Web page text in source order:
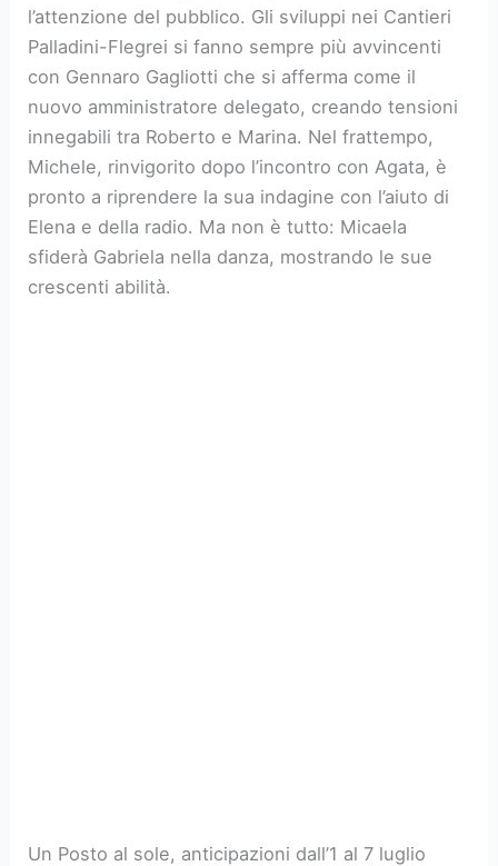
l’attenzione del pubblico. Gli sviluppi nei Cantieri
Palladini-Flegrei si fanno sempre più avvincenti
con Gennaro Gagliotti che si afferma come il
nuovo amministratore delegato, creando tensioni
innegabili tra Roberto e Marina. Nel frattempo,
Michele, rinvigorito dopo l’incontro con Agata, è
pronto a riprendere la sua indagine con l’aiuto di
Elena e della radio. Ma non è tutto: Micaela
sfiderà Gabriela nella danza, mostrando le sue
crescenti abilità.
Un Posto al sole, anticipazioni dall’1 al 7 luglio